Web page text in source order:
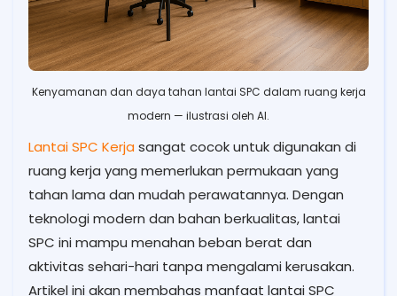
Kenyamanan dan daya tahan lantai SPC dalam ruang kerja
modern — ilustrasi oleh AI.
Lantai SPC Kerjasangat cocok untuk digunakan di
ruang kerja yang memerlukan permukaan yang
tahan lama dan mudah perawatannya. Dengan
teknologi modern dan bahan berkualitas, lantai
SPC ini mampu menahan beban berat dan
aktivitas sehari-hari tanpa mengalami kerusakan.
Artikel ini akan membahas manfaat lantai SPC